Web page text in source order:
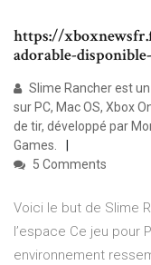
https://
adorable-
Slime Rancher est
sur PC, Mac OS, Xbox
de tir, développé par
Games.
5 Comments
Voici le but de Slime
l’espace Ce jeu pour
environnement